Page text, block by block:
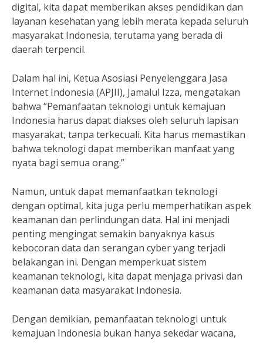
digital, kita dapat memberikan akses pendidikan dan
layanan kesehatan yang lebih merata kepada seluruh
masyarakat Indonesia, terutama yang berada di
daerah terpencil.
Dalam hal ini, Ketua Asosiasi Penyelenggara Jasa
Internet Indonesia (APJII), Jamalul Izza, mengatakan
bahwa “Pemanfaatan teknologi untuk kemajuan
Indonesia harus dapat diakses oleh seluruh lapisan
masyarakat, tanpa terkecuali. Kita harus memastikan
bahwa teknologi dapat memberikan manfaat yang
nyata bagi semua orang.”
Namun, untuk dapat memanfaatkan teknologi
dengan optimal, kita juga perlu memperhatikan aspek
keamanan dan perlindungan data. Hal ini menjadi
penting mengingat semakin banyaknya kasus
kebocoran data dan serangan cyber yang terjadi
belakangan ini. Dengan memperkuat sistem
keamanan teknologi, kita dapat menjaga privasi dan
keamanan data masyarakat Indonesia.
Dengan demikian, pemanfaatan teknologi untuk
kemajuan Indonesia bukan hanya sekedar wacana,